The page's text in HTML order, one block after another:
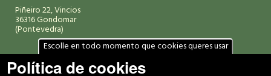
Piñeiro 22, Vincios
36316 Gondomar
(Pontevedra)
Datos de contacto
Escolle en todo momento que cookies queres usar
Política de cookies